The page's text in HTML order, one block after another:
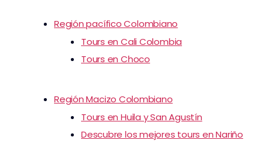
Región pacífico Colombiano
Tours en Cali Colombia
Tours en Choco
Región Macizo Colombiano
Tours en Huila y San Agustín
Descubre los mejores tours en Nariño